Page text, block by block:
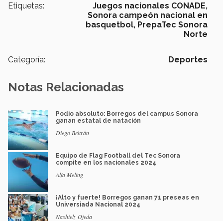
Etiquetas:
Juegos nacionales CONADE,
Sonora campeón nacional en
basquetbol, PrepaTec Sonora
Norte
Categoría: Deportes
Notas Relacionadas
Podio absoluto: Borregos del campus Sonora
ganan estatal de natación
Diego Beltrán
Equipo de Flag Football del Tec Sonora
compite en los nacionales 2024
Alfa Meling
¡Alto y fuerte! Borregos ganan 71 preseas en
Universiada Nacional 2024
Nashiely Ojeda